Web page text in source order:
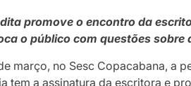
promove o encontro da
o público com questões sobre
março, no Sesc Copacabana, a
tem a assinatura da escritora e